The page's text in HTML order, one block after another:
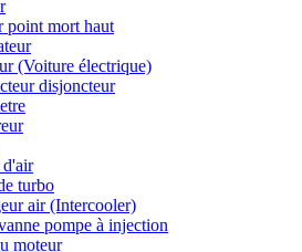
point mort haut
(Voiture électrique)
disjoncteur
d'air
turbo
air (Intercooler)
pompe à injection
moteur